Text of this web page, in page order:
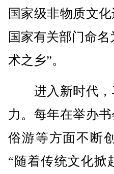
国家级非物质文
国家有关部门命名
术之乡”。
进入新时代，
力。每年在举办
俗游等方面不断
“随着传统文化掀